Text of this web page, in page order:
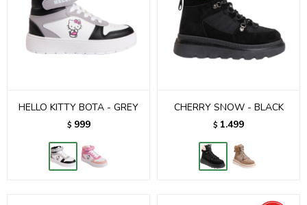
HELLO KITTY BOTA - GREY
$ 999
CHERRY SNOW - BLACK
$ 1.499